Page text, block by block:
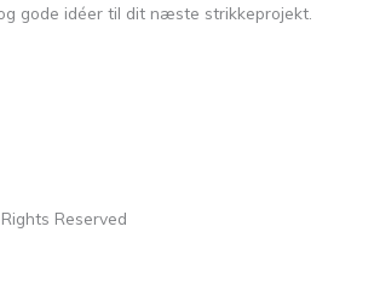
gode idéer til dit næste strikkeprojekt.
Reserved